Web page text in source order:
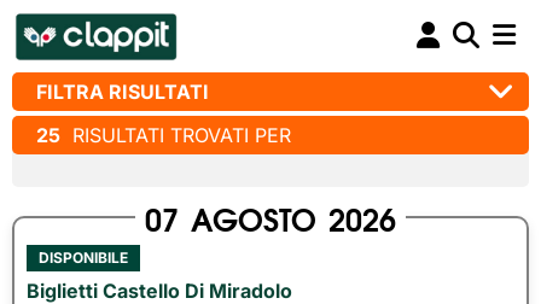
FILTRA RISULTATI
25 RISULTATI TROVATI PER
07 AGOSTO 2026
DISPONIBILE
Biglietti Castello Di Miradolo